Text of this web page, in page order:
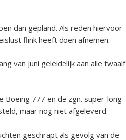
dan gepland. Als reden hiervoor
flink heeft doen afnemen.
van juni geleidelijk aan alle twaalf
777 en de zgn. super-long-
maar nog niet afgeleverd.
geschrapt als gevolg van de